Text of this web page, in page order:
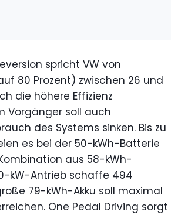
spricht VW von
80 Prozent) zwischen 26 und
die höhere Effizienz
Vorgänger soll auch
des Systems sinken. Bis zu
es bei der 50-kWh-Batterie
aus 58-kWh-
kW-Antrieb schaffe 494
79-kWh-Akku soll maximal
One Pedal Driving sorgt